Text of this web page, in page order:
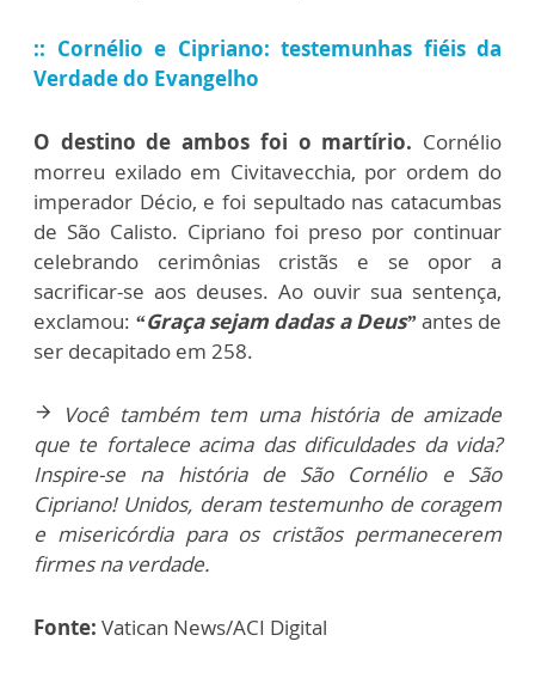
:: Cornélio e Cipriano: testemunhas fiéis da
Verdade do Evangelho
O destino de ambos foi o martírio. Cornélio
morreu exilado em Civitavecchia, por ordem do
imperador Décio, e foi sepultado nas catacumbas
de São Calisto. Cipriano foi preso por continuar
celebrando cerimônias cristãs e se opor a
sacrificar-se aos deuses. Ao ouvir sua sentença,
exclamou: “Graça sejam dadas a Deus”antes de
ser decapitado em 258.
arrow_forward
Você também tem uma história de amizade
que te fortalece acima das dificuldades da vida?
Inspire-se na história de São Cornélio e São
Cipriano! Unidos, deram testemunho de coragem
e misericórdia para os cristãos permanecerem
firmes na verdade.
Fonte: Vatican News/ACI Digital